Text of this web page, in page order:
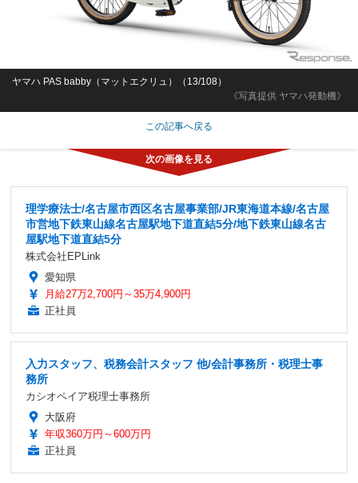
《写真提供 ヤマハ発動機》
ヤマハ PAS babby（マットエクリュ）（13/108）
この記事へ戻る
理学療法士/名古屋市西区名古屋事業部/JR東海道本線/名古屋
市営地下鉄東山線名古屋駅地下道直結5分/地下鉄東山線名古
屋駅地下道直結5分
株式会社EPLink
愛知県
月給27万2,700円～35万4,900円
正社員
入力スタッフ、税務会計スタッフ 他/会計事務所・税理士事
務所
カシオペイア税理士事務所
大阪府
年収360万円～600万円
正社員